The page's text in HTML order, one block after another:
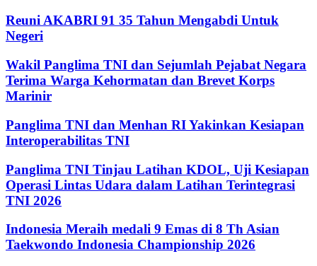
Reuni AKABRI 91 35 Tahun Mengabdi Untuk
Negeri
Wakil Panglima TNI dan Sejumlah Pejabat Negara
Terima Warga Kehormatan dan Brevet Korps
Marinir
Panglima TNI dan Menhan RI Yakinkan Kesiapan
Interoperabilitas TNI
Panglima TNI Tinjau Latihan KDOL, Uji Kesiapan
Operasi Lintas Udara dalam Latihan Terintegrasi
TNI 2026
Indonesia Meraih medali 9 Emas di 8 Th Asian
Taekwondo Indonesia Championship 2026